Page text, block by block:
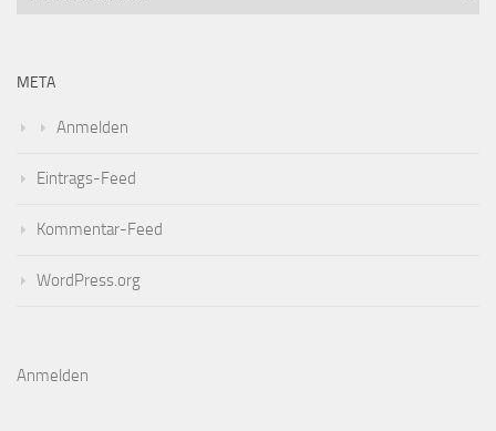
META
Anmelden
Eintrags-Feed
Kommentar-Feed
WordPress.org
Anmelden